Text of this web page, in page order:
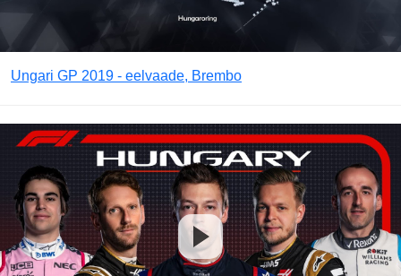
Ungari GP 2019 - eelvaade, Brembo